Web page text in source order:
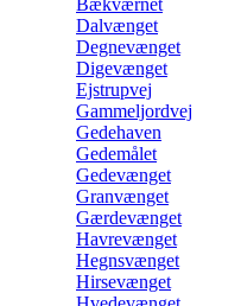
Dalvænget
Degnevænget
Digevænget
Ejstrupvej
Gammeljordvej
Gedehaven
Gedemålet
Gedevænget
Granvænget
Gærdevænget
Havrevænget
Hegnsvænget
Hirsevænget